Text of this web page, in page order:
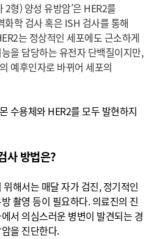
2형) 양성 유방암’은 HER2를
화학 검사 혹은 ISH 검사를 통해
는 정상적인 세포에도 근소하게
을 담당하는 유전자 단백질이지만,
예후인자로 바뀌어 세포의
수용체와 HER2를 모두 발현하지
사 방법은?
해서는 매달 자가 검진, 정기적인
촬영 등이 필요하다. 의료진의 진
서 의심스러운 병변이 발견되는 경
을 진단한다.